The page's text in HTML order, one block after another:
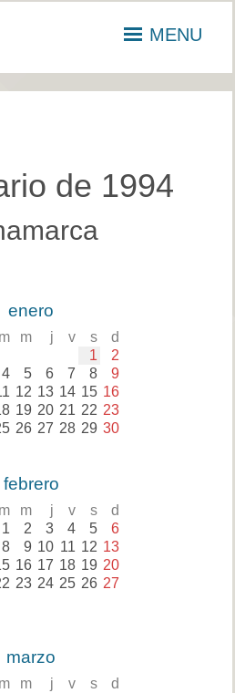
MENU
de 1994
enero
m m j v s d
1 2
4 5 6 7 8 9
12 13 14 15 16
19 20 21 22 23
26 27 28 29 30
febrero
m m j v s d
1 2 3 4 5 6
8 9 10 11 12 13
16 17 18 19 20
23 24 25 26 27
marzo
m m j v s d